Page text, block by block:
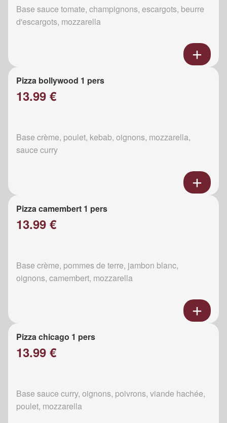
Base sauce tomate, champignons, escargots, beurre
d'escargots, mozzarella
Pizza bollywood 1 pers
13.99 €
Base crème, poulet, kebab, oignons, mozzarella,
sauce curry
Pizza camembert 1 pers
13.99 €
Base crème, pommes de terre, jambon blanc,
oignons, camembert, mozzarella
Pizza chicago 1 pers
13.99 €
Base sauce curry, oignons, poivrons, viande hachée,
poulet, mozzarella